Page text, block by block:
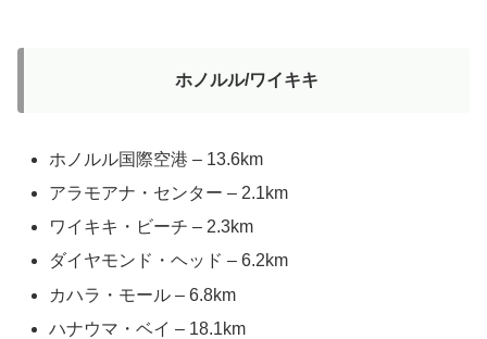
ホノルル/ワイキキ
ホノルル国際空港 – 13.6km
アラモアナ・センター – 2.1km
ワイキキ・ビーチ – 2.3km
ダイヤモンド・ヘッド – 6.2km
カハラ・モール – 6.8km
ハナウマ・ベイ – 18.1km